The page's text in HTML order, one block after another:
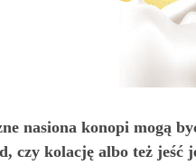
nasiona konopi mogą
czy kolację albo też jeść